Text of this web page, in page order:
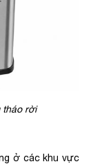
tháo rời
ở các khu vực